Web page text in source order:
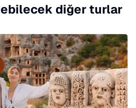
diğer turlar